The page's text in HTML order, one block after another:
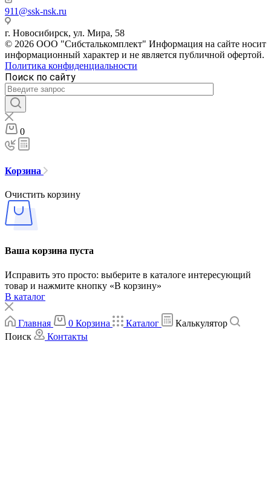
911@ssk-nsk.ru
г. Новосибирск, ул. Мира, 58
© 2026 ООО "Сибсталькомплект" Информация на сайте носит
информационный характер и не является публичной офертой.
Политика конфиденциальности
Поиск по сайту
0
Корзина
Очистить корзину
Ваша корзина пуста
Исправить это просто: выберите в каталоге интересующий
товар и нажмите кнопку «В корзину»
В каталог
Главная 0 Корзина Каталог
Калькулятор
Поиск
Контакты